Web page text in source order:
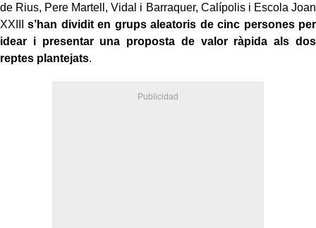
de Rius, Pere Martell, Vidal i Barraquer, Calípolis i Escola Joan
XXIII
s’han dividit en grups aleatoris de cinc persones per
idear i presentar una proposta de valor ràpida als dos
reptes plantejats.